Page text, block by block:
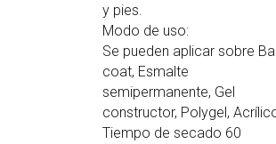
y pies.
Modo de uso:
Se pueden aplicar sobre
coat, Esmalte
semipermanente, Gel
constructor, Polygel,
Tiempo de secado 60